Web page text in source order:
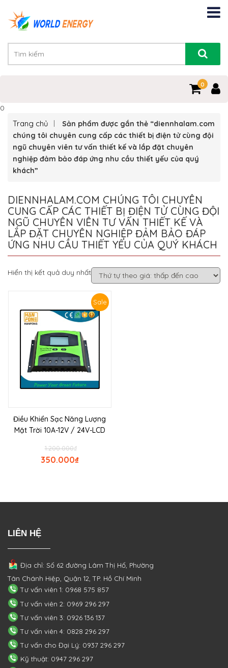
0
0
Trang chủ
Sản phẩm được gắn thẻ “diennhalam.com
chúng tôi chuyên cung cấp các thiết bị điện tử cùng đội
ngũ chuyên viên tư vấn thiết kế và lắp đặt chuyên
nghiệp đảm bảo đáp ứng nhu cầu thiết yếu của quý
khách”
DIENNHALAM.COM CHÚNG TÔI CHUYÊN
CUNG CẤP CÁC THIẾT BỊ ĐIỆN TỬ CÙNG ĐỘI
NGŨ CHUYÊN VIÊN TƯ VẤN THIẾT KẾ VÀ
LẮP ĐẶT CHUYÊN NGHIỆP ĐẢM BẢO ĐÁP
ỨNG NHU CẦU THIẾT YẾU CỦA QUÝ KHÁCH
Hiển thị kết quả duy nhất
Sale
Điều Khiển Sạc Năng Lượng
Mặt Trời 10A-12V / 24V-LCD
₫
1.200.000
₫
350.000
LIÊN HỆ
Địa chỉ: Số 62 đường Lâm Thị Hố, Phường
Tân Chánh Hiệp, Quận 12, TP. Hồ Chí Minh
Tư vấn viên 1: 0968 575 857
Tư vấn viên 2: 0969 296 297
Tư vấn viên 3: 0926 136 137
Tư vấn viên 4: 0828 296 297
Tư vấn cho Đại Lý: 0937 296 297
Kỹ thuật: 0947 296 297